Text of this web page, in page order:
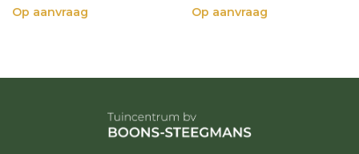
Op aanvraag Op aanvraag